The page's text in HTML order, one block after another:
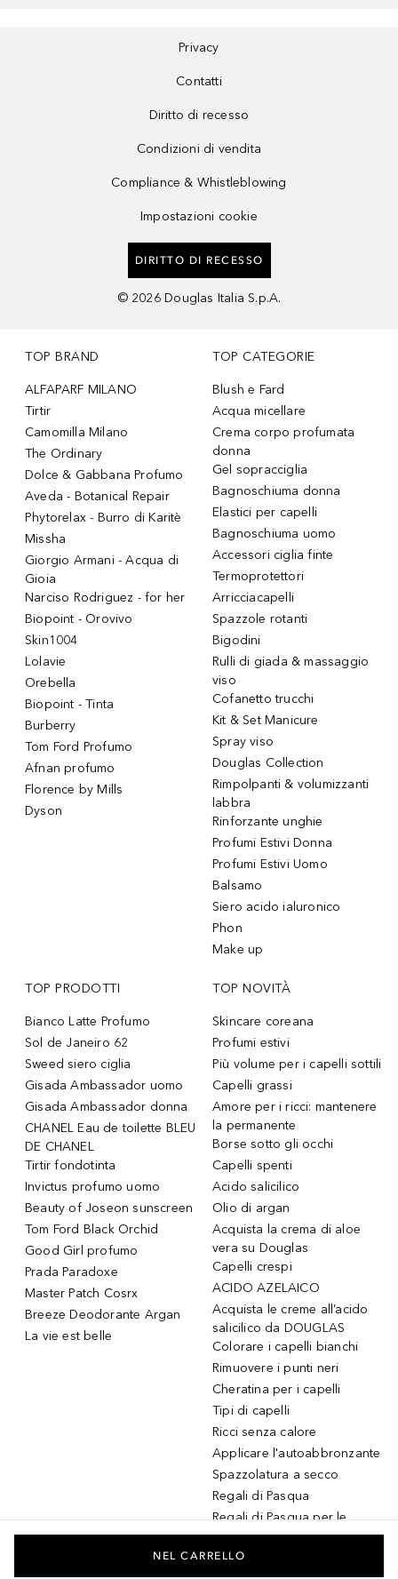
Privacy
Contatti
Diritto di recesso
Condizioni di vendita
Compliance & Whistleblowing
Impostazioni cookie
DIRITTO DI RECESSO
© 2026 Douglas Italia S.p.A.
TOP BRAND
ALFAPARF MILANO
Tirtir
Camomilla Milano
The Ordinary
Dolce & Gabbana Profumo
Aveda - Botanical Repair
Phytorelax - Burro di Karitè
Missha
Giorgio Armani - Acqua di
Gioia
Narciso Rodriguez - for her
Biopoint - Orovivo
Skin1004
Lolavie
Orebella
Biopoint - Tinta
Burberry
Tom Ford Profumo
Afnan profumo
Florence by Mills
Dyson
TOP CATEGORIE
Blush e Fard
Acqua micellare
Crema corpo profumata
donna
Gel sopracciglia
Bagnoschiuma donna
Elastici per capelli
Bagnoschiuma uomo
Accessori ciglia finte
Termoprotettori
Arricciacapelli
Spazzole rotanti
Bigodini
Rulli di giada & massaggio
viso
Cofanetto trucchi
Kit & Set Manicure
Spray viso
Douglas Collection
Rimpolpanti & volumizzanti
labbra
Rinforzante unghie
Profumi Estivi Donna
Profumi Estivi Uomo
Balsamo
Siero acido ialuronico
Phon
Make up
TOP PRODOTTI
Bianco Latte Profumo
Sol de Janeiro 62
Sweed siero ciglia
Gisada Ambassador uomo
Gisada Ambassador donna
CHANEL Eau de toilette BLEU
DE CHANEL
Tirtir fondotinta
Invictus profumo uomo
Beauty of Joseon sunscreen
Tom Ford Black Orchid
Good Girl profumo
Prada Paradoxe
Master Patch Cosrx
Breeze Deodorante Argan
La vie est belle
TOP NOVITÀ
Skincare coreana
Profumi estivi
Più volume per i capelli sottili
Capelli grassi
Amore per i ricci: mantenere
la permanente
Borse sotto gli occhi
Capelli spenti
Acido salicilico
Olio di argan
Acquista la crema di aloe
vera su Douglas
Capelli crespi
ACIDO AZELAICO
Acquista le creme all’acido
salicilico da DOUGLAS
Colorare i capelli bianchi
Rimuovere i punti neri
Cheratina per i capelli
Tipi di capelli
Ricci senza calore
Applicare l'autoabbronzante
Spazzolatura a secco
Regali di Pasqua
Regali di Pasqua per le
donne
Regali di Pasqua per gli
NEL CARRELLO